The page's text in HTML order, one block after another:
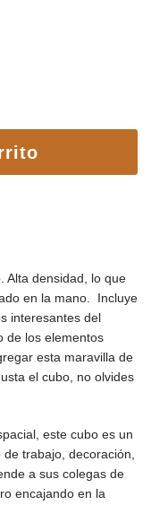
Alta densidad, lo que
en la mano. Incluye
interesantes del
de los elementos
esta maravilla de
el cubo, no olvides
este cubo es un
trabajo, decoración,
a sus colegas de
encajando en la